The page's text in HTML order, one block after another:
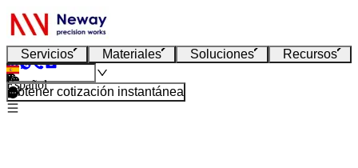
Servicios Materiales Soluciones Recursos
Español
Obtener cotización instantánea